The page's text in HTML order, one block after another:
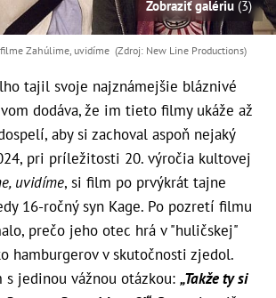
Zobraziť galériu (3)
Zahúlime, uvidíme (Zdroj: New Line Productions)
tajil svoje najznámejšie bláznivé
dodáva, že im tieto filmy ukáže až
aby si zachoval aspoň nejaký
pri príležitosti 20. výročia kultovej
uvidíme, si film po prvýkrát tajne
16-ročný syn Kage. Po pozretí filmu
prečo jeho otec hrá v "huličskej"
hamburgerov v skutočnosti zjedol.
s jedinou vážnou otázkou: „Takže ty si